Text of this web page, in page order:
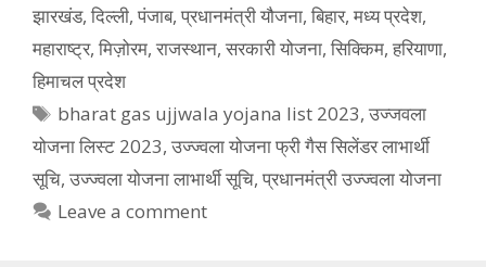
झारखंड, दिल्ली, पंजाब, प्रधानमंत्री यौजना, बिहार, मध्य प्रदेश,
महाराष्ट्र, मिज़ोरम, राजस्थान, सरकारी योजना, सिक्किम, हरियाणा,
हिमाचल प्रदेश
Tags
bharat gas ujjwala yojana list 2023,उज्जवला
योजना लिस्ट 2023, उज्ज्वला योजना फ्री गैस सिलेंडर लाभार्थी
सूचि, उज्ज्वला योजना लाभार्थी सूचि, प्रधानमंत्री उज्ज्वला योजना
Leave a comment